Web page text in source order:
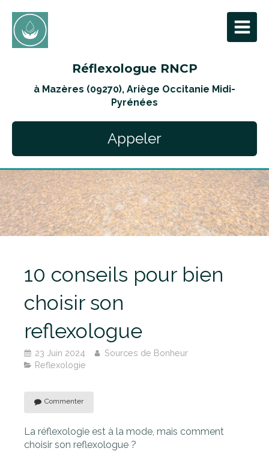
Réflexologue RNCP
à Mazères (09270), Ariège Occitanie Midi-
Pyrénées
Appeler
10 conseils pour bien
choisir son
reflexologue
23 Juin 2024
Sources de Bonheur
Reflexologie
Commenter
La réflexologie est à la mode, mais comment
choisir son reflexologue ?